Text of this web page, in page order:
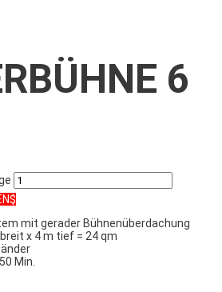
6
mit gerader Bühnenüberdachung
x 4 m tief = 24 qm
Min.